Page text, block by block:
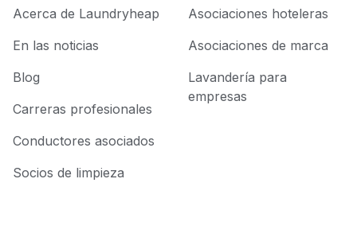
Acerca de Laundryheap
En las noticias
Blog
Carreras profesionales
Conductores asociados
Socios de limpieza
Asociaciones hoteleras
Asociaciones de marca
Lavandería para
empresas